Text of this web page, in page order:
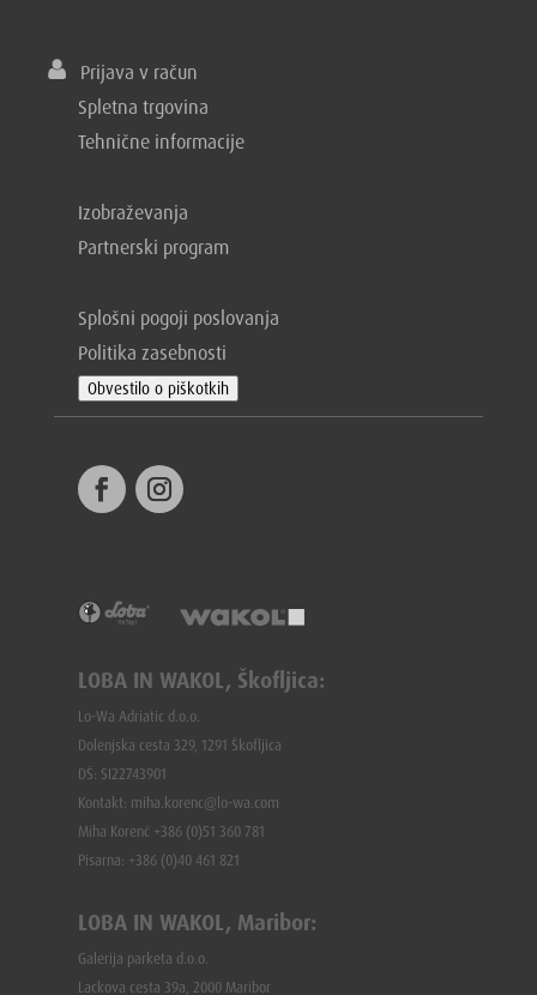
Prijava v račun
Spletna trgovina
Tehnične informacije
Izobraževanja
Partnerski program
Splošni pogoji poslovanja
Politika zasebnosti
Obvestilo o piškotkih
LOBA IN WAKOL, Škofljica:
Lo-Wa Adriatic d.o.o.
Dolenjska cesta 329, 1291 Škofljica
DŠ: SI22743901
Kontakt: miha.korenc@lo-wa.com
Miha Korenč +386 (0)51 360 781
Pisarna: +386 (0)40 461 821
LOBA IN WAKOL, Maribor:
Galerija parketa d.o.o.
Lackova cesta 39a, 2000 Maribor